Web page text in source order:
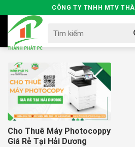
to
content
CÔNG TY TNHH MTV
for:
Cho Thuê Máy Photocoppy
Giá Rẻ Tại Hải Dương